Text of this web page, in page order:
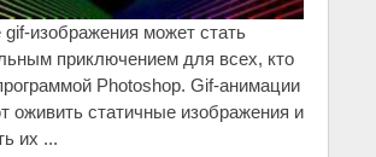
изображения может стать
приключением для всех, кто
Photoshop. Gif-анимации
оживить статичные изображения и
их ...